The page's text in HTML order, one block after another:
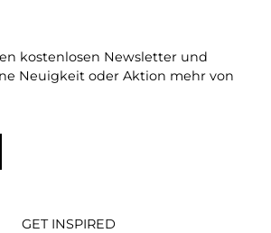
kostenlosen Newsletter und
Neuigkeit oder Aktion mehr von
GET INSPIRED